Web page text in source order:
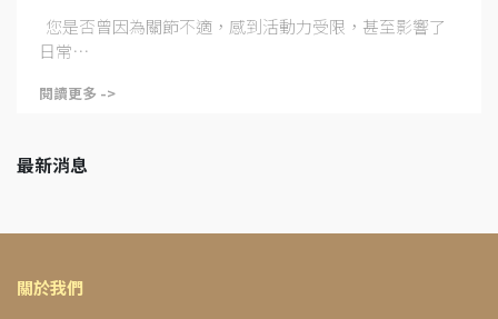
您是否曾因為關節不適，感到活動力受限，甚至影響了
日常⋯
閱讀更多 ->
最新消息
關於我們